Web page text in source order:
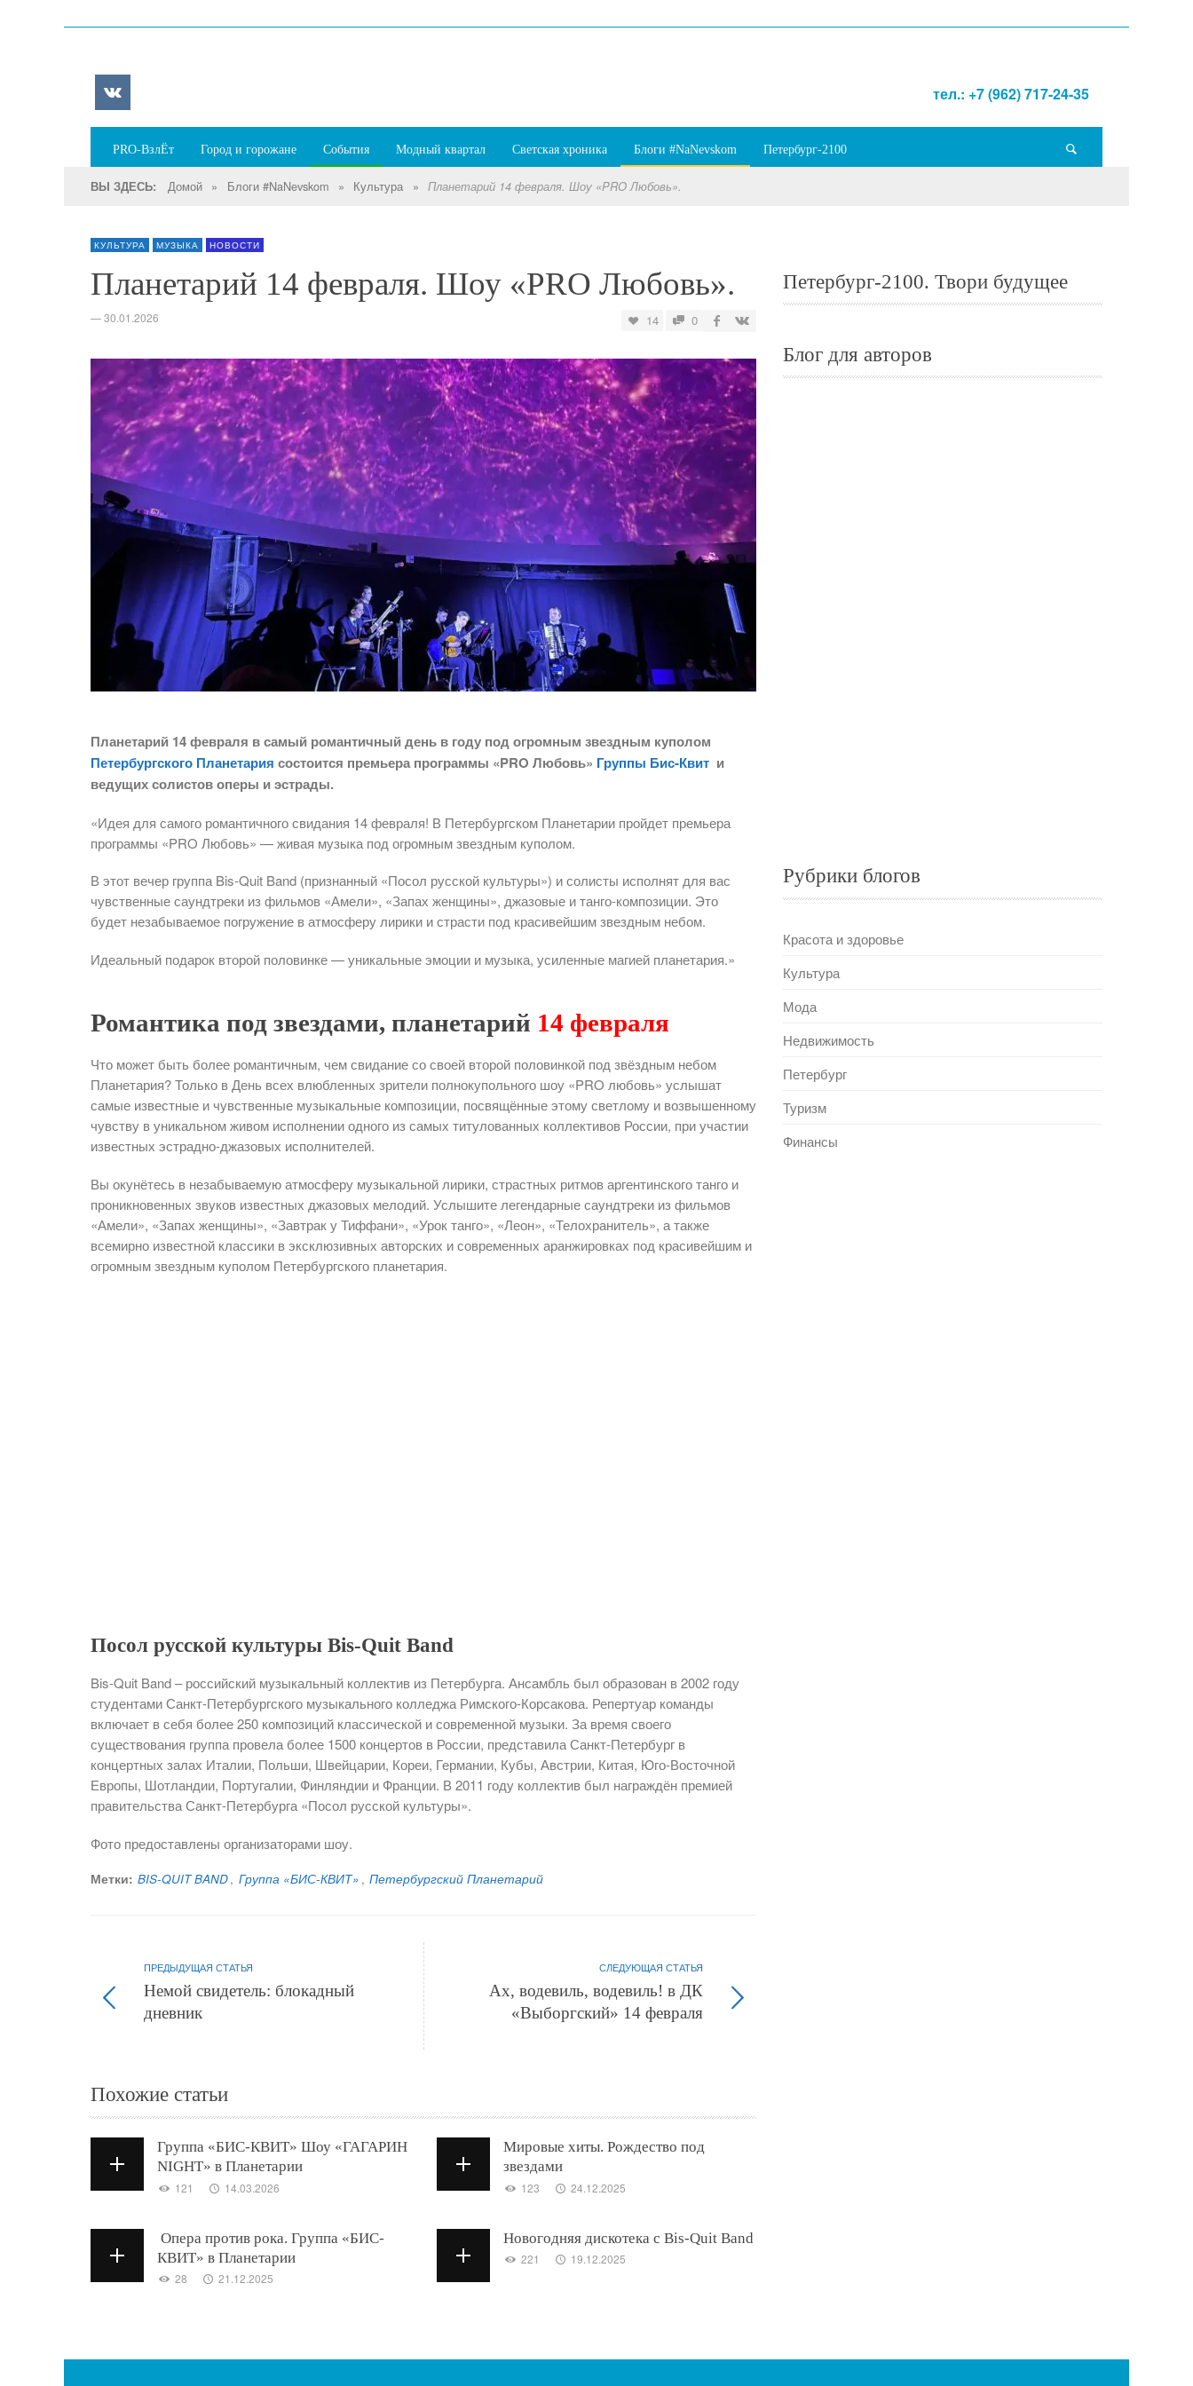
тел.: +7 (962) 717-24-35
PRO-ВзлЁт Город и горожане События Модный квартал Светская хроника Блоги #NaNevskom Петербург-2100
ВЫ ЗДЕСЬ: Домой » Блоги #NaNevskom » Культура » Планетарий 14 февраля. Шоу «PRO Любовь».
КУЛЬТУРА МУЗЫКА НОВОСТИ
Планетарий 14 февраля. Шоу «PRO Любовь».
—30.01.2026 14 0
Планетарий 14 февраля в самый романтичный день в году под огромным звездным куполом
Петербургского Планетария состоится премьера программы «PRO Любовь» Группы Бис-Квит и
ведущих солистов оперы и эстрады.
«Идея для самого романтичного свидания 14 февраля! В Петербургском Планетарии пройдет премьера
программы «PRO Любовь» — живая музыка под огромным звездным куполом.
В этот вечер группа Bis-Quit Band (признанный «Посол русской культуры») и солисты исполнят для вас
чувственные саундтреки из фильмов «Амели», «Запах женщины», джазовые и танго-композиции. Это
будет незабываемое погружение в атмосферу лирики и страсти под красивейшим звездным небом.
Идеальный подарок второй половинке — уникальные эмоции и музыка, усиленные магией планетария.»
Романтика под звездами, планетарий 14 февраля
Что может быть более романтичным, чем свидание со своей второй половинкой под звёздным небом
Планетария? Только в День всех влюбленных зрители полнокупольного шоу «PRO любовь» услышат
самые известные и чувственные музыкальные композиции, посвящённые этому светлому и возвышенному
чувству в уникальном живом исполнении одного из самых титулованных коллективов России, при участии
известных эстрадно-джазовых исполнителей.
Вы окунётесь в незабываемую атмосферу музыкальной лирики, страстных ритмов аргентинского танго и
проникновенных звуков известных джазовых мелодий. Услышите легендарные саундтреки из фильмов
«Амели», «Запах женщины», «Завтрак у Тиффани», «Урок танго», «Леон», «Телохранитель», а также
всемирно известной классики в эксклюзивных авторских и современных аранжировках под красивейшим и
огромным звездным куполом Петербургского планетария.
Посол русской культуры Bis-Quit Band
Bis-Quit Band – российский музыкальный коллектив из Петербурга. Ансамбль был образован в 2002 году
студентами Санкт-Петербургского музыкального колледжа Римского-Корсакова. Репертуар команды
включает в себя более 250 композиций классической и современной музыки. За время своего
существования группа провела более 1500 концертов в России, представила Санкт-Петербург в
концертных залах Италии, Польши, Швейцарии, Кореи, Германии, Кубы, Австрии, Китая, Юго-Восточной
Европы, Шотландии, Португалии, Финляндии и Франции. В 2011 году коллектив был награждён премией
правительства Санкт-Петербурга «Посол русской культуры».
Фото предоставлены организаторами шоу.
Метки: BIS-QUIT BAND, Группа «БИС-КВИТ» , Петербургский Планетарий
ПРЕДЫДУЩАЯ СТАТЬЯ
Немой свидетель: блокадный
дневник
СЛЕДУЮЩАЯ СТАТЬЯ
Ах, водевиль, водевиль! в ДК
«Выборгский» 14 февраля
Похожие статьи
Группа «БИС-КВИТ» Шоу «ГАГАРИН
NIGHT» в Планетарии
121 14.03.2026
Мировые хиты. Рождество под
звездами
123 24.12.2025
Опера против рока. Группа «БИС-
КВИТ» в Планетарии
28 21.12.2025
Новогодняя дискотека с Bis-Quit Band
221 19.12.2025
Петербург-2100. Твори будущее
Блог для авторов
Рубрики блогов
Красота и здоровье
Культура
Мода
Недвижимость
Петербург
Туризм
Финансы